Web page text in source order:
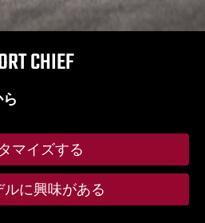
CHIEF
マイズする
ルに興味がある